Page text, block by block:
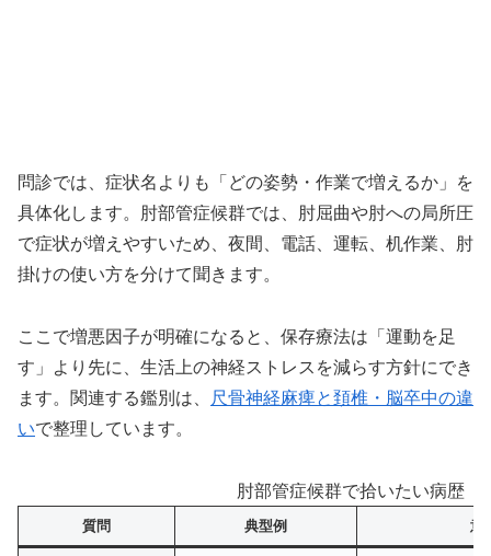
問診では、症状名よりも「どの姿勢・作業で増えるか」を
具体化します。肘部管症候群では、肘屈曲や肘への局所圧
で症状が増えやすいため、夜間、電話、運転、机作業、肘
掛けの使い方を分けて聞きます。
ここで増悪因子が明確になると、保存療法は「運動を足
す」より先に、生活上の神経ストレスを減らす方針にでき
ます。関連する鑑別は、 尺骨神経麻痺と頚椎・脳卒中の違
いで整理しています。
肘部管症候群で拾いたい病歴（
質問 典型例 意